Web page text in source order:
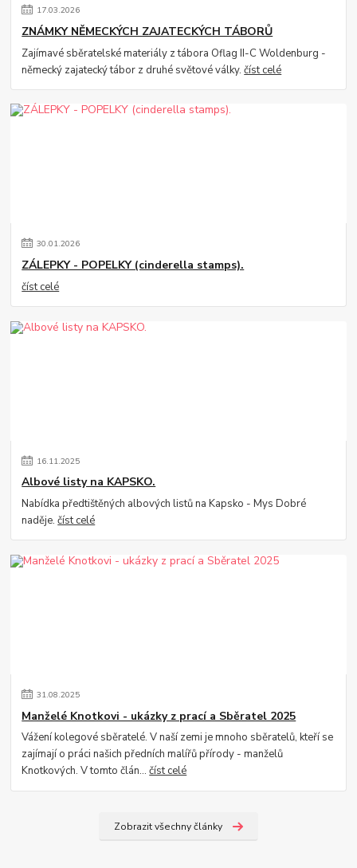
17.03.2026
ZNÁMKY NĚMECKÝCH ZAJATECKÝCH TÁBORŮ
Zajímavé sběratelské materiály z tábora Oflag II-C Woldenburg -
německý zajatecký tábor z druhé světové války.číst celé
30.01.2026
ZÁLEPKY - POPELKY (cinderella stamps).
číst celé
16.11.2025
Albové listy na KAPSKO.
Nabídka předtištěných albových listů na Kapsko - Mys Dobré
naděje.číst celé
31.08.2025
Manželé Knotkovi - ukázky z prací a Sběratel 2025
Vážení kolegové sběratelé. V naší zemi je mnoho sběratelů, kteří se
zajímají o práci našich předních malířů přírody - manželů
Knotkových. V tomto člán...číst celé
Zobrazit všechny články